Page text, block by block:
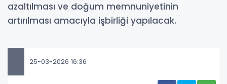
azaltılması ve doğum memnuniyetinin
artırılması amacıyla işbirliği yapılacak.
25-03-2026 16:36